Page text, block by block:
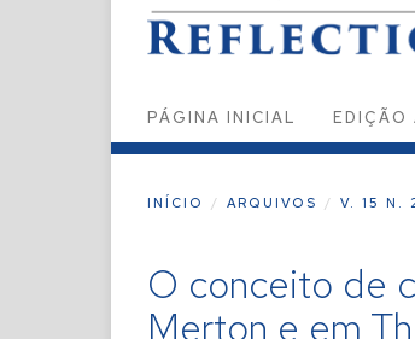
PÁGINA INICIAL EDIÇÃO
INÍCIO / ARQUIVOS / V. 15 N.
O conceito de
Merton e em